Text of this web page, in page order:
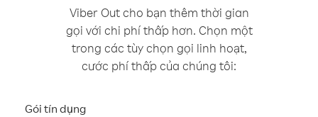
Viber Out cho bạn thêm thời gian
gọi với chi phí thấp hơn. Chọn một
trong các tùy chọn gọi linh hoạt,
cước phí thấp của chúng tôi:
Gói tín dụng